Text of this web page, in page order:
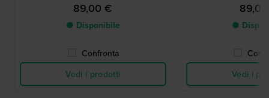
89,00 €
● Disponibile
Confronta
Vedi i prodotti
●
Vedi i